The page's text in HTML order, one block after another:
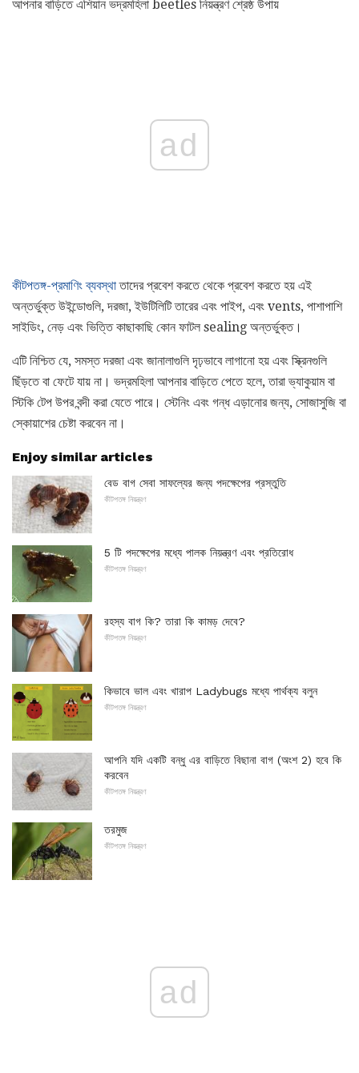
আপনার বাড়িতে এশিয়ান ভদ্রমহিলা beetles নিয়ন্ত্রণ শ্রেষ্ঠ উপায়
ad
কীটপতঙ্গ-প্রমাণিং ব্যবস্থাতাদের প্রবেশ করতে থেকে প্রবেশ করতে হয় এই
অন্তর্ভুক্ত উইন্ডোগুলি, দরজা, ইউটিলিটি তারের এবং পাইপ, এবং vents, পাশাপাশি
সাইডিং, নেড় এবং ভিত্তি কাছাকাছি কোন ফাটল sealing অন্তর্ভুক্ত।
এটি নিশ্চিত যে, সমস্ত দরজা এবং জানালাগুলি দৃঢ়ভাবে লাগানো হয় এবং স্ক্রিনগুলি
ছিঁড়তে বা ফেটে যায় না। ভদ্রমহিলা আপনার বাড়িতে পেতে হলে, তারা ভ্যাকুয়াম বা
স্টিকি টেপ উপর বন্দী করা যেতে পারে। স্টেনিং এবং গন্ধ এড়ানোর জন্য, সোজাসুজি বা
স্কোয়াশের চেষ্টা করবেন না।
Enjoy similar articles
বেড বাগ সেবা সাফল্যের জন্য পদক্ষেপের প্রস্তুতি
কীটপতঙ্গ নিয়ন্ত্রণ
5 টি পদক্ষেপের মধ্যে পালক নিয়ন্ত্রণ এবং প্রতিরোধ
কীটপতঙ্গ নিয়ন্ত্রণ
রহস্য বাগ কি? তারা কি কামড় দেবে?
কীটপতঙ্গ নিয়ন্ত্রণ
কিভাবে ভাল এবং খারাপ Ladybugs মধ্যে পার্থক্য বলুন
কীটপতঙ্গ নিয়ন্ত্রণ
আপনি যদি একটি বন্ধু এর বাড়িতে বিছানা বাগ (অংশ 2) হবে কি
করবেন
কীটপতঙ্গ নিয়ন্ত্রণ
তরমুজ
কীটপতঙ্গ নিয়ন্ত্রণ
ad